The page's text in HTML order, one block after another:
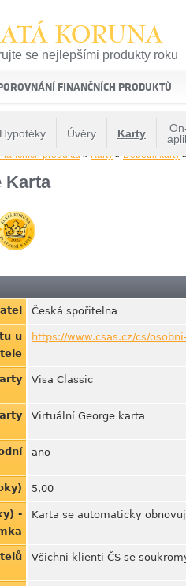
KORUNA
se nejlepšími produkty roku
tradice a kvality na finančním trhu
POROVNÁNÍ FINANČNÍCH PRODUKTŮ
Hypotéky Úvěry Karty
produktů » Karty » Debetní karty
Karta
Česká spořitelna
u
https://www.csas.cz/cs/
Visa Classic
Virtuální George karta
ano
5,00
-
Karta se automaticky
Všichni klienti ČS se